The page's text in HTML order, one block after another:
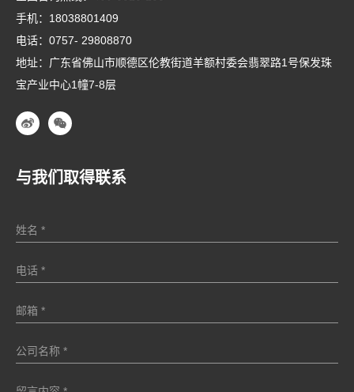
手机： 18038801409
电话： 0757- 29808870
地址：广东省佛山市顺德区伦教街道羊额村委会翡翠路1号保发珠
宝产业中心1幢7-8层
与我们取得联系